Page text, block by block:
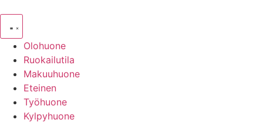
Olohuone
Ruokailutila
Makuuhuone
Eteinen
Työhuone
Kylpyhuone